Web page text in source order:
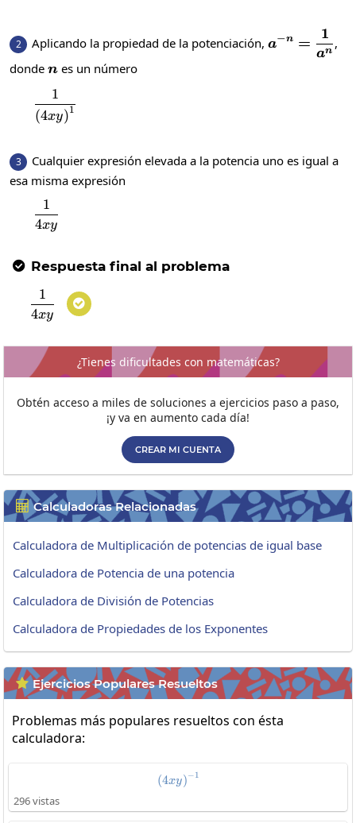
2 Aplicando la propiedad de la potenciación,
a^{-
a−n =
an
1
,
donde n
n es un número
\frac{1}{\left(4xy\right)^{1}}
(4xy)1
1
3
Cualquier expresión elevada a la potencia uno es igual a
esa misma expresión
\frac{1}{4xy}
4xy
1
 Respuesta final al problema
\frac{1}{4xy}
4xy
1

¿Tienes dificultades con matemáticas?
Obtén acceso a miles de soluciones a ejercicios paso a paso,
¡y va en aumento cada día!
CREAR MI CUENTA
 Calculadoras Relacionadas
Calculadora de Multiplicación de potencias de igual base
Calculadora de Potencia de una potencia
Calculadora de División de Potencias
Calculadora de Propiedades de los Exponentes
 Ejercicios Populares Resueltos
Problemas más populares resueltos con ésta
calculadora:
\left(4xy\right)^{-1}
(4xy)−1
296 vistas